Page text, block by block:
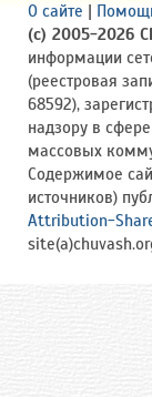
О сайте |
(c) 2005-2026
информации
(реестровая
68592),
надзору в
массовых
Содержимое
источников)
Attribution-